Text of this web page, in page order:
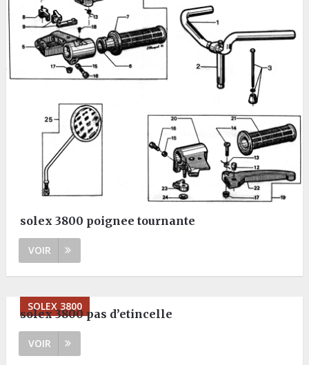
solex 3800 poignee tournante
VOIR
SOLEX 3800
solex 3800 pas d’etincelle
VOIR